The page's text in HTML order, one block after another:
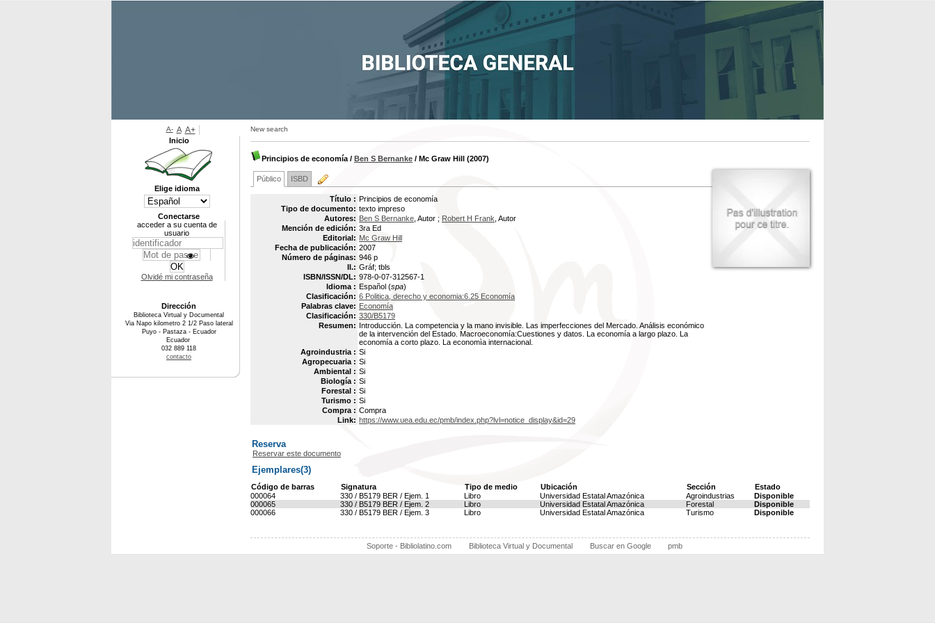
New search
Principios de economía / Ben S Bernanke / Mc Graw Hill (2007)
Público ISBD
Título : Principios de economía
Tipo de documento: texto impreso
Autores: Ben S Bernanke , Autor ; Robert H Frank , Autor
Mención de edición: 3ra Ed
Editorial: Mc Graw Hill
Fecha de publicación: 2007
Número de páginas: 946 p
Il.: Gráf; tbls
ISBN/ISSN/DL: 978-0-07-312567-1
Idioma : Español (spa)
Clasificación: 6 Politica, derecho y economia:6.25 Economía
Palabras clave: Economía
Clasificación: 330/B5179
Resumen: Introducción. La competencia y la mano invisible. Las imperfecciones del Mercado. Análisis económico
de la intervención del Estado. Macroeconomía:Cuestiones y datos. La economía a largo plazo. La
economía a corto plazo. La economìa internacional.
Agroindustria : Si
Agropecuaria : Si
Ambiental : Si
Biología : Si
Forestal : Si
Turismo : Si
Compra : Compra
Link: https://www.uea.edu.ec/pmb/index.php?lvl=notice_display&id=29
Reserva
Reservar este documento
Ejemplares(3)
Código de barras Signatura Tipo de medio Ubicación Sección
Estado
000064
330 / B5179 BER / Ejem. 1 Libro Universidad Estatal Amazónica Agroindustrias
Disponible
000065
330 / B5179 BER / Ejem. 2 Libro Universidad Estatal Amazónica Forestal
Disponible
000066
330 / B5179 BER / Ejem. 3 Libro Universidad Estatal Amazónica Turismo Disponible
Soporte - Bibliolatino.com Biblioteca Virtual y Documental Buscar en Google pmb
A- A A+
Inicio
Elige idioma
Conectarse
acceder a su cuenta de
usuario
Olvidé mi contraseña
Dirección
Biblioteca Virtual y Documental
Via Napo kilometro 2 1/2 Paso lateral
Puyo - Pastaza - Ecuador
Ecuador
032 889 118
contacto